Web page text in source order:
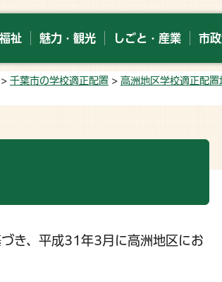
祉 魅力・観光 しごと・産業 市
> 千葉市の学校適正配置 > 高洲地区学校適正配
き、平成31年3月に高洲地区にお